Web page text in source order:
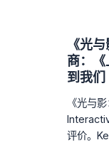
《光
商：
到我们
《光与
评价。